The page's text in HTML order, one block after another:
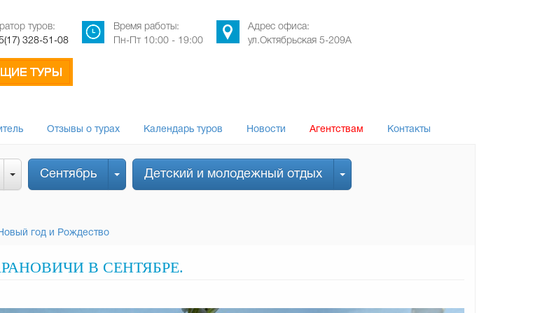
туров:
328-51-08
Время работы:
Пн-Пт 10:00 - 19:00
Адрес офиса:
ул.Октябрьская 5-209А
Отзывы о турах Календарь туров Новости Агентствам Контакты
Сентябрь Детский и молодежный отдых
год и Рождество
В СЕНТЯБРЕ.